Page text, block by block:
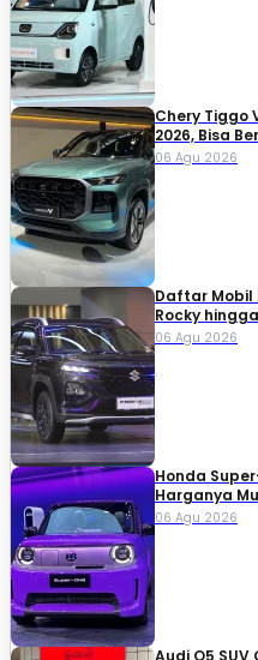
Chery Tiggo
2026, Bisa
06 Agu 2026
Daftar Mobil
Rocky
06 Agu 2026
Honda
Harganya
06 Agu 2026